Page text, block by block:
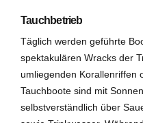
Tauchbetrieb
Täglich werden geführte
spektakulären Wracks der
umliegenden Korallenriffen
Tauchboote sind mit
selbstverständlich über